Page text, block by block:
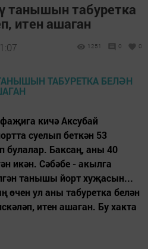
танышын табуретка
итен ашаган
1251 0 0
кичә Аксубай
суелып беткән 53
булалар. Баксаң, аны 40
икән. Сәбәбе - акылга
танышы йорт хуҗасын...
ул аны табуретка белән
итен ашаган. Бу хакта